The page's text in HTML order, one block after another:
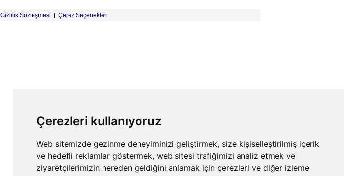
Çerezleri kullanıyoruz
Web sitemizde gezinme deneyiminizi geliştirmek, size kişiselleştirilmiş içerik
ve hedefli reklamlar göstermek, web sitesi trafiğimizi analiz etmek ve
ziyaretçilerimizin nereden geldiğini anlamak için çerezleri ve diğer izleme
Gizlilik Sözleşmesi Çerez Seçenekleri